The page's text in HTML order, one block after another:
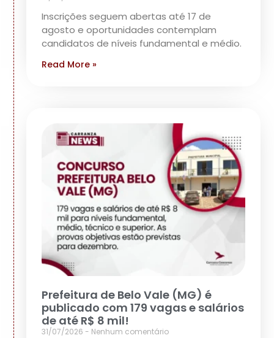
Inscrições seguem abertas até 17 de
agosto e oportunidades contemplam
candidatos de níveis fundamental e médio.
Read More »
Prefeitura de Belo Vale (MG) é
publicado com 179 vagas e salários
de até R$ 8 mil!
31/07/2026 Nenhum comentário